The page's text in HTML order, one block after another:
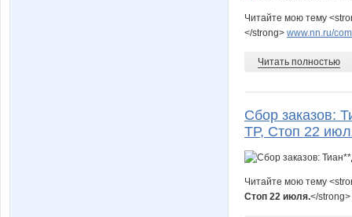
Читайте мою тему
</strong> www.nn.ru/
Читать полностью
Сбор заказов:
ТР, Стоп 22
Читайте мою тему
Стоп 22 июля.</strong>